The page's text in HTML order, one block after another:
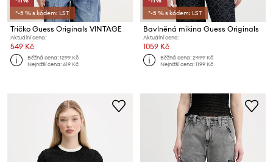
*-5 % s kódem: LST
Tričko Guess Originals VINTAGE
Aktuální cena:
549 Kč
Běžná cena:1299 Kč
Nejnižší cena:619 Kč
*-5 % s kódem: LST
Bavlněná mikina Guess Originals
Aktuální cena:
1059 Kč
Běžná cena:2499 Kč
Nejnižší cena:1199 Kč